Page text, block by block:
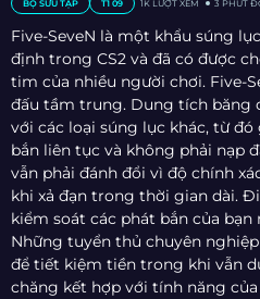
BỘ SƯU TẬP T1 09 1K LƯỢT XEM 3 PHÚT
Five-SeveN là một khẩu súng
định trong CS2 và đã có được
tim của nhiều người chơi. Five-
đấu tầm trung. Dung tích băng
với các loại súng lục khác, từ
bắn liên tục và không phải nạp
vẫn phải đánh đổi vì độ chính
khi xả đạn trong thời gian dài.
kiểm soát các phát bắn của
Những tuyển thủ chuyên
để tiết kiệm tiền trong khi vẫn
chăng kết hợp với tính năng